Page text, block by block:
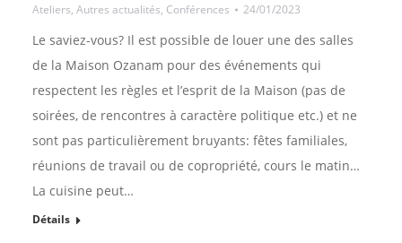
Ateliers,Autres actualités, Conférences 24/01/2023
Le saviez-vous? Il est possible de louer une des salles
de la Maison Ozanam pour des événements qui
respectent les règles et l’esprit de la Maison (pas de
soirées, de rencontres à caractère politique etc.) et ne
sont pas particulièrement bruyants: fêtes familiales,
réunions de travail ou de copropriété, cours le matin…
La cuisine peut…
Détails